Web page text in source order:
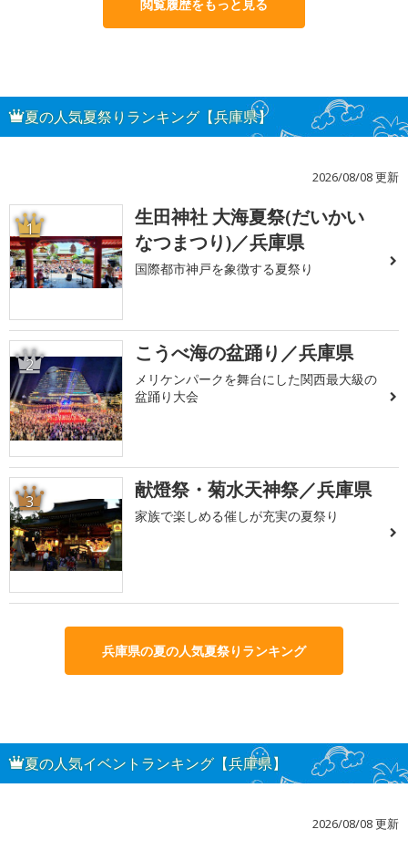
閲覧履歴をもっと見る
夏の人気夏祭りランキング【兵庫県】
2026/08/08 更新
1
生田神社 大海夏祭(だいかい
なつまつり)／兵庫県
国際都市神戸を象徴する夏祭り
2 こうべ海の盆踊り／兵庫県
メリケンパークを舞台にした関西最大級の
盆踊り大会
3 献燈祭・菊水天神祭／兵庫県
家族で楽しめる催しが充実の夏祭り
兵庫県の夏の人気夏祭りランキング
夏の人気イベントランキング【兵庫県】
2026/08/08 更新